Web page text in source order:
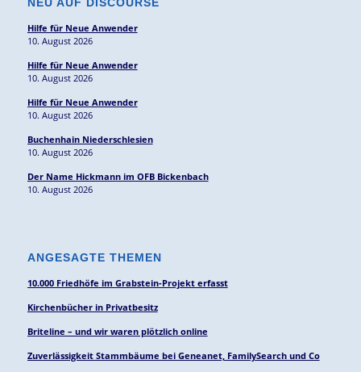
Hilfe für Neue Anwender
10. August 2026
Hilfe für Neue Anwender
10. August 2026
Hilfe für Neue Anwender
10. August 2026
Buchenhain Niederschlesien
10. August 2026
Der Name Hickmann im OFB Bickenbach
10. August 2026
ANGESAGTE THEMEN
10.000 Friedhöfe im Grabstein-Projekt erfasst
Kirchenbücher in Privatbesitz
Briteline – und wir waren plötzlich online
Zuverlässigkeit Stammbäume bei Geneanet, FamilySearch und Co